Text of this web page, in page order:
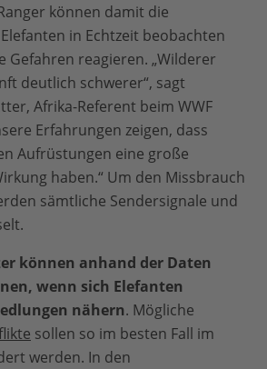
können damit die
in Echtzeit beobachten
Gefahren reagieren. „Wilderer
deutlich schwerer“, sagt
Afrika-Referent beim WWF
Erfahrungen zeigen, dass
Aufrüstungen eine große
haben.“ Um den Missbrauch
sämtliche Sendersignale und
können anhand der Daten
wenn sich Elefanten
nähern. Mögliche
sollen so im besten Fall im
werden. In den